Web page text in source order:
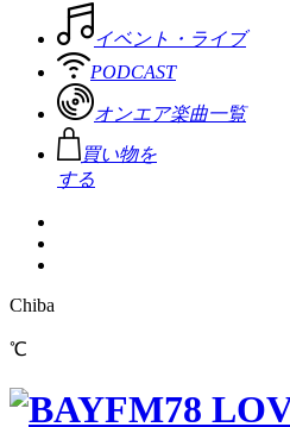
イベント・ライブ
PODCAST
オンエア楽曲一覧
買い物を
する
Chiba
℃